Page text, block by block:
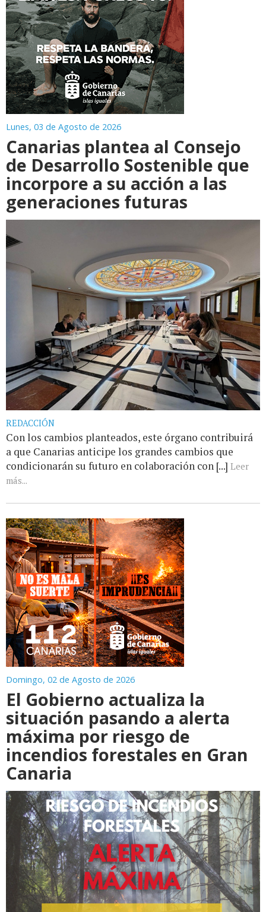
Lunes, 03 de Agosto de 2026
Canarias plantea al Consejo
de Desarrollo Sostenible que
incorpore a su acción a las
generaciones futuras
REDACCIÓN
Con los cambios planteados, este órgano contribuirá
a que Canarias anticipe los grandes cambios que
condicionarán su futuro en colaboración con [...] Leer
más...
Domingo, 02 de Agosto de 2026
El Gobierno actualiza la
situación pasando a alerta
máxima por riesgo de
incendios forestales en Gran
Canaria